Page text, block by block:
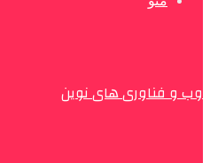
وب و فناوری های نوین